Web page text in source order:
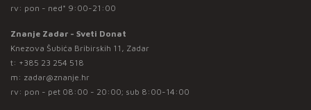
rv: pon - ned* 9:00-21:00
Znanje Zadar - Sveti Donat
Knezova Šubića Bribirskih 11, Zadar
t: +385 23 254 518
m: zadar@znanje.hr
rv: pon - pet 08:00 - 20:00; sub 8:00-14:00